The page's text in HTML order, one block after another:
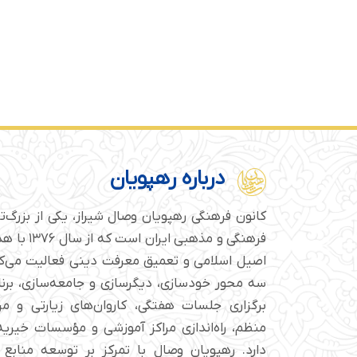
درباره رهپویان
کانون فرهنگی رهپویان وصال شیراز، یکی از
فرهنگی و
اصیل اسلامی و تعمیق معرفت دینی فعالیت
سه محور خودسازی، دیگرسازی و جامعه‌سازی،
برگزاری جلسات هفتگی، کاروان‌های زیارتی و
منظم، راه‌اندازی مراکز آموزشی و مؤسسات
دارد. رهپویان وصال با تمرکز بر توسعه منابع